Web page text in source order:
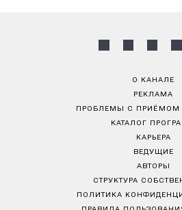
О КАНАЛЕ
РЕКЛАМА
ПРОБЛЕМЫ С ПРИЁМОМ
КАТАЛОГ
КАРЬЕРА
ВЕДУЩИЕ
АВТОРЫ
СТРУКТУРА
ПОЛИТИКА
ПРАВИЛА